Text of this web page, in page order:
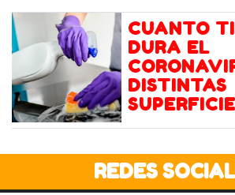
CUANTO
DURA EL
DISTINTAS
REDES